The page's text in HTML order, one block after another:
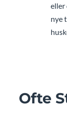
eller
nye
Ofte